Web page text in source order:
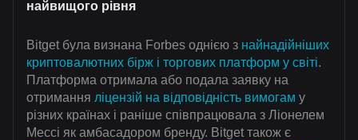
найвищого рівня
Bitget була визнана Forbes однією з найнадійніших
криптовалютних бірж і торгових платформ у світі.
Платформа отримала або подала заявку на
отримання ліцензій на відповідність вимогам у
різних країнах і раніше співпрацювала з Ліонелем
Мессі як амбасадором бренду. Bitget також є